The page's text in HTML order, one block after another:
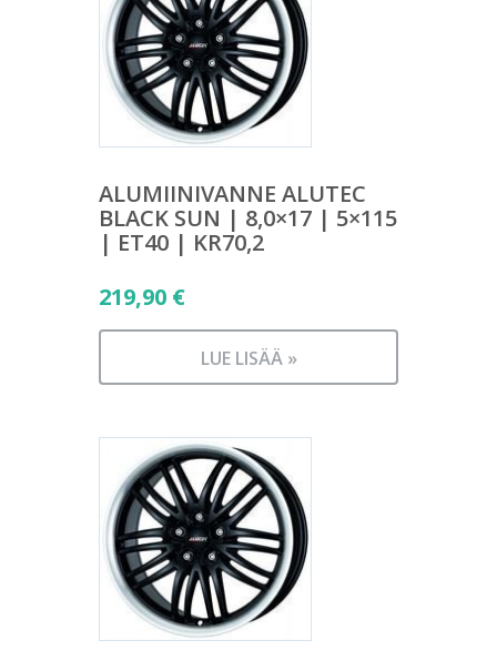
ALUMIINIVANNE ALUTEC
BLACK SUN | 8,0×17 | 5×115
| ET40 | KR70,2
219,90 €
LUE LISÄÄ »